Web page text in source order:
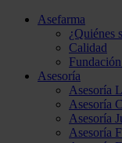
Asefarma
¿Quiénes
Calidad
Asesoría
Asesoría
Asesoría
Asesoría
Asesoría